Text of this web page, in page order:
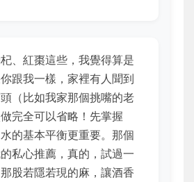
、紅棗這些，我覺得算是
跟我一樣，家裡有人聞到
（比如我家那個挑嘴的老
完全可以省略 ！先掌握
的基本平衡更重要。那個
私心推薦，真的，試過一
股若隱若現的麻，讓酒香